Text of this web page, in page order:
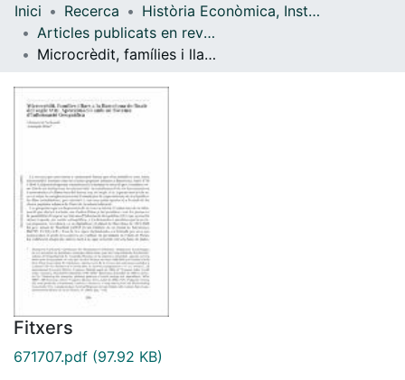
Navega per tot el DD
Com publicar
Inici Recerca
Història Econòmica, Institucions, Política i Economia Mundial
Articles publicats en revistes (Història Econòmica, Institucions, Política i Economia Mundial)
Microcrèdit, famílies i llars a la Barcelona de finals del segle XVIII. Aproximació amb un Sistema d'Informació Geogràfic
Fitxers
671707.pdf (97.92 KB)